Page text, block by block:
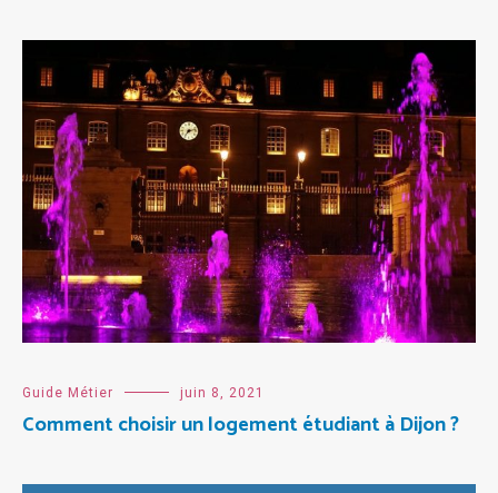
Guide Métier juin 8, 2021
Comment choisir un logement étudiant à Dijon ?